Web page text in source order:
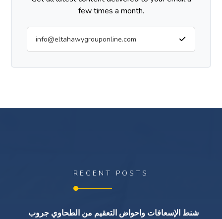
few times a month.
RECENT POSTS
شنط الإسعافات واحواض التعقيم من الطحاوي جروب